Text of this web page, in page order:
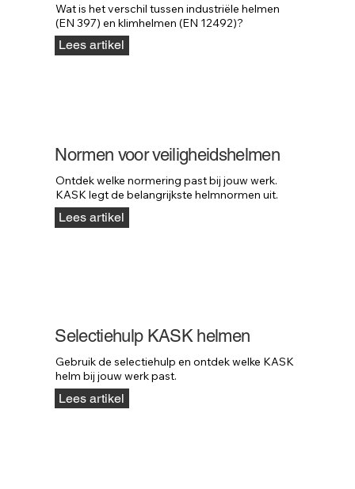
Wat is het verschil tussen industriële helmen
(EN 397) en klimhelmen (EN 12492)?
Lees artikel
Normen voor veiligheidshelmen
Ontdek welke normering past bij jouw werk.
KASK legt de belangrijkste helmnormen uit.
Lees artikel
Selectiehulp KASK helmen
Gebruik de selectiehulp en ontdek welke KASK
helm bij jouw werk past.
Lees artikel